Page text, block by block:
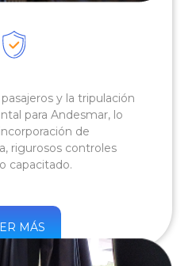
y la tripulación
para Andesmar, lo
de
rigurosos controles
capacitado.
MÁS